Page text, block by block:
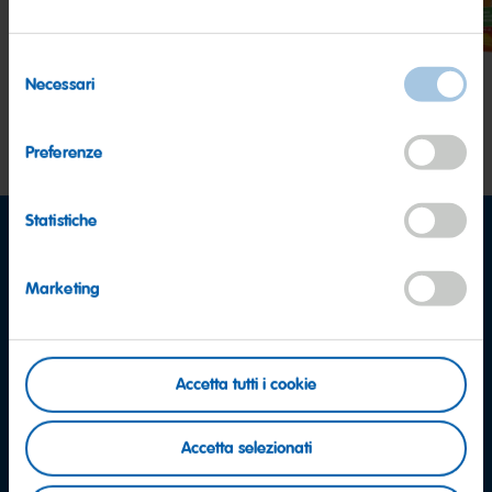
delNecessari
Preferenze
Statistiche
Marketing
Accetta tutti i cookie
Accetta selezionati
Succo